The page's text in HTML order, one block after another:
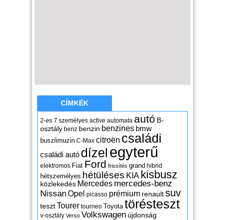
CÍMKÉK
2-es 7 személyes active automata autó B-
osztály benz benzin benzines bmw
buszlimuzin C-Max citroën családi
családi autó dízel egyterű
elektromos Fiat Ford frissítés grand hibrid
hétszemélyes hétüléses KIA kisbusz
közlekedés Mercedes mercedes-benz
NissanOpel picasso prémium renaultsuv
tesztTourer tourneo Toyota törésteszt
v-osztály Verso Volkswagen újdonság